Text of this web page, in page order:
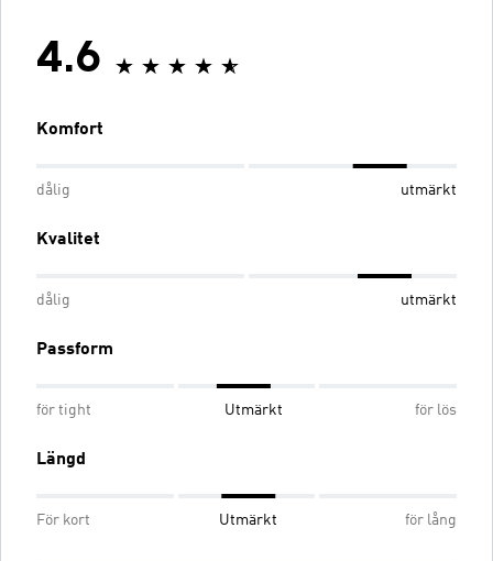
4.6
Komfort
dålig utmärkt
Kvalitet
dålig utmärkt
Passform
för tight Utmärkt för lös
Längd
För kort Utmärkt för lång